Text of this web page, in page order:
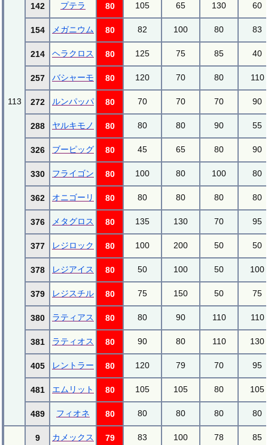
113
142 プテラ 80 105 65 130 60
154 メガニウム 80 82 100 80 83
214 ヘラクロス 80 125 75 85 40
257 バシャーモ 80 120 70 80 110
272 ルンパッパ 80 70 70 70 90
288 ヤルキモノ 80 80 80 90 55
326 ブーピッグ 80 45 65 80 90
330 フライゴン 80 100 80 100 80
362 オニゴーリ 80 80 80 80 80
376 メタグロス 80 135 130 70 95
377 レジロック 80 100 200 50 50
378 レジアイス 80 50 100 50 100
379 レジスチル 80 75 150 50 75
380 ラティアス 80 80 90 110 110
381 ラティオス 80 90 80 110 130
405 レントラー 80 120 79 70 95
481 エムリット 80 105 105 80 105
489 フィオネ 80 80 80 80 80
9 カメックス 79 83 100 78 85